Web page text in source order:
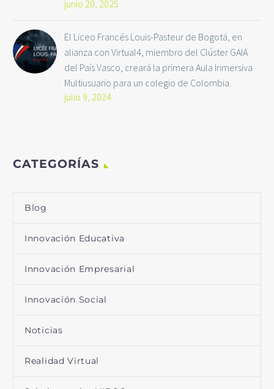
junio 20, 2025
El Liceo Francés Louis-Pasteur de Bogotá, en
alianza con Virtual4, miembro del Clúster GAIA
del País Vasco, creará la primera Aula Inmersiva
Multiusuario para un colegio de Colombia.
julio 9, 2024
CATEGORÍAS
Blog
Innovación Educativa
Innovación Empresarial
Innovación Social
Noticias
Realidad Virtual